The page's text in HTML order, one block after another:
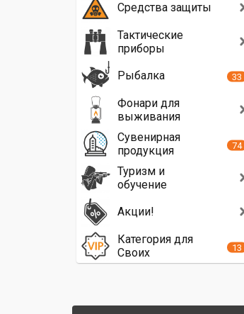
Средства защиты
Тактические
приборы
Рыбалка
33
Фонари для
выживания
Сувенирная
продукция
74
Туризм и
обучение
Акции!
Категория для
Своих
13